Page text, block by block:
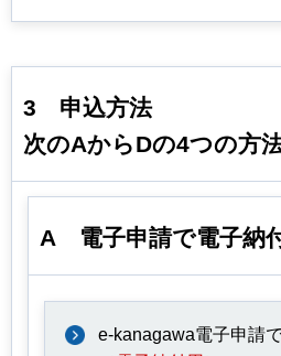
3
申込方法
次のAからDの4つの方
A 電子申請で電子納
e-kanagawa電子申請